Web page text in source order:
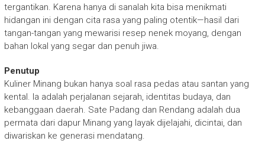
tergantikan. Karena hanya di sanalah kita bisa menikmati
hidangan ini dengan cita rasa yang paling otentik—hasil dari
tangan-tangan yang mewarisi resep nenek moyang, dengan
bahan lokal yang segar dan penuh jiwa.
Penutup
Kuliner Minang bukan hanya soal rasa pedas atau santan yang
kental. Ia adalah perjalanan sejarah, identitas budaya, dan
kebanggaan daerah. Sate Padang dan Rendang adalah dua
permata dari dapur Minang yang layak dijelajahi, dicintai, dan
diwariskan ke generasi mendatang.